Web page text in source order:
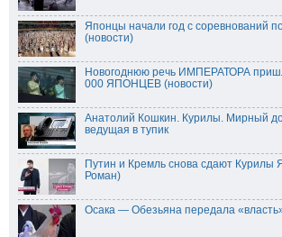
Японцы начали год с соревнований
(новости)
Новогоднюю речь ИМПЕРАТОРА
000 ЯПОНЦЕВ (новости)
Анатолий Кошкин. Курилы. Мирный
ведущая в тупик
Путин и Кремль снова сдают Курилы
Роман)
Осака — Обезьяна передала